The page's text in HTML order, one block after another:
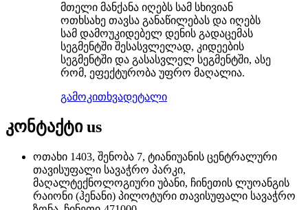
მთელი მანქანა იღებს სამ სხივიან
ოთხსახე თავსა განაწილებას და იღებს
სამ დამოუკიდებელ დენის გადაცემას
სეგმენტში შესასვლელად, კიდეების
სეგმენტში და გასასვლელ სეგმენტში, ასე
რომ, ეფექტურობა უფრო მაღალია.
გამოკითხვადეტალი
კონტაქტიus
ოთახი 1403, შენობა 7, ტიანიუანის ცენტრალური
თავისუფალი სავაჭრო პარკი,
მაღალტექნოლოგიური უბანი, ჩინეთის ლუოანგის
რაიონი (ჰენანი) პილოტური თავისუფალი სავაჭრო